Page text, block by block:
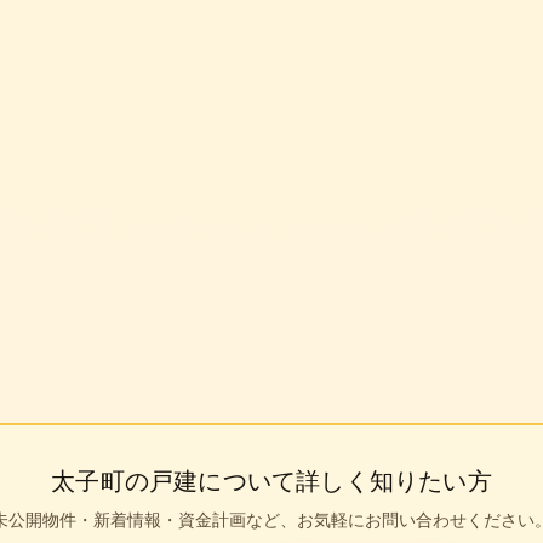
太子町の戸建について詳しく知りたい方
公開物件・新着情報・資金計画など、お気軽にお問い合わせください。